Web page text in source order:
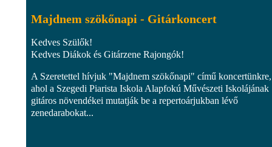
Majdnem szökőnapi - Gitárkoncert
Kedves Szülők!
Kedves Diákok és Gitárzene Rajongók!
A Szeretettel hívjuk "Majdnem szökőnapi" című koncertünkre,
ahol a Szegedi Piarista Iskola Alapfokú Művészeti Iskolájának
gitáros növendékei mutatják be a repertoárjukban lévő
zenedarabokat...